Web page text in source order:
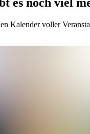
es noch viel
Kalender voller